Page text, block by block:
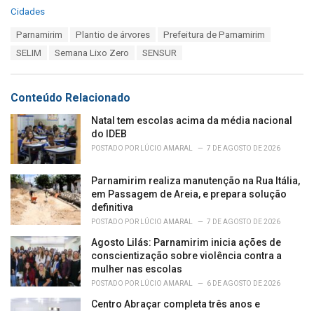
C
i
e
Cidades
Parnamirim Plantio de árvores
Prefeitura de Parnamirim
SELIM
Semana Lixo Zero SENSUR
Conteúdo Relacionado
Natal tem escolas acima da média nacional
do IDEB
POSTADO POR LÚCIO AMARAL 7 DE AGOSTO DE 2026
Parnamirim realiza manutenção na Rua Itália,
em Passagem de Areia, e prepara solução
definitiva
POSTADO POR LÚCIO AMARAL 7 DE AGOSTO DE 2026
Agosto Lilás: Parnamirim inicia ações de
conscientização sobre violência contra a
mulher nas escolas
POSTADO POR LÚCIO AMARAL 6 DE AGOSTO DE 2026
Centro Abraçar completa três anos e